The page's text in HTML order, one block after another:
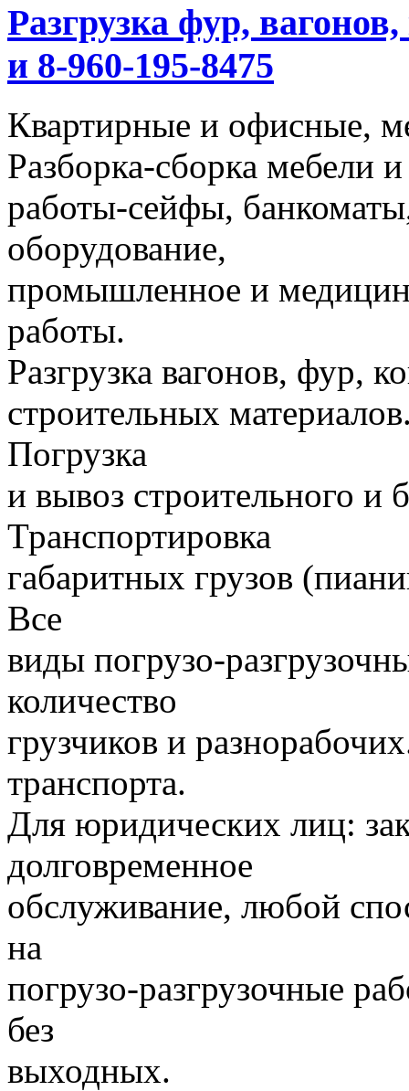
Разгрузка фур,
и 8-960-195-8475
Квартирные и офисные,
Разборка-сборка мебели
работы-сейфы,
оборудование,
промышленное и
работы.
Разгрузка вагонов, фур,
строительных
Погрузка
и вывоз строительного и
Транспортировка
габаритных грузов
Все
виды погрузо-
количество
грузчиков и
транспорта.
Для юридических лиц:
долговременное
обслуживание, любой
на
погрузо-разгрузочные
без
выходных.